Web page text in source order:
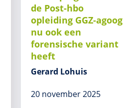
de Post-hbo
opleiding GGZ-agoog
nu ook een
forensische variant
heeft
Gerard Lohuis
20 november 2025